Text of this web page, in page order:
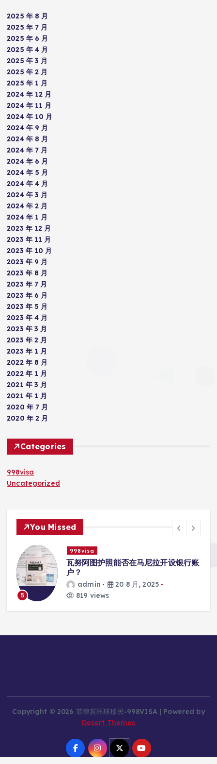
2025 年 8 月
2025 年 7 月
2025 年 6 月
2025 年 4 月
2025 年 3 月
2025 年 2 月
2025 年 1 月
2024 年 12 月
2024 年 11 月
2024 年 10 月
2024 年 9 月
2024 年 8 月
2024 年 7 月
2024 年 6 月
2024 年 5 月
2024 年 4 月
2024 年 3 月
2024 年 2 月
2024 年 1 月
2023 年 12 月
2023 年 11 月
2023 年 10 月
2023 年 9 月
2023 年 8 月
2023 年 7 月
2023 年 6 月
2023 年 5 月
2023 年 4 月
2023 年 3 月
2023 年 2 月
2023 年 1 月
2022 年 8 月
2022 年 1 月
2021 年 3 月
2021 年 1 月
2020 年 7 月
2020 年 2 月
Categories
998visa
Uncategorized
You Missed
5
998visa
瓦努阿图护照能否在马尼拉开设银行账
户？
admin
20 8 月, 2025
819 views
Copyright © 2026 菲律宾环球移民-998VISA | Powered by
Desert Themes